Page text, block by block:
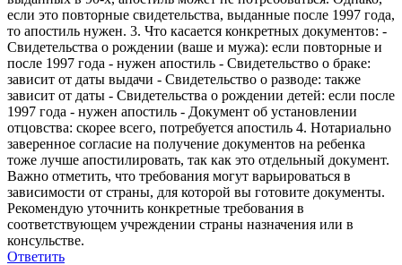
если это повторные свидетельства, выданные после 1997 года,
то апостиль нужен. 3. Что касается конкретных документов: -
Свидетельства о рождении (ваше и мужа): если повторные и
после 1997 года - нужен апостиль - Свидетельство о браке:
зависит от даты выдачи - Свидетельство о разводе: также
зависит от даты - Свидетельства о рождении детей: если после
1997 года - нужен апостиль - Документ об установлении
отцовства: скорее всего, потребуется апостиль 4. Нотариально
заверенное согласие на получение документов на ребенка
тоже лучше апостилировать, так как это отдельный документ.
Важно отметить, что требования могут варьироваться в
зависимости от страны, для которой вы готовите документы.
Рекомендую уточнить конкретные требования в
соответствующем учреждении страны назначения или в
консульстве.
Ответить